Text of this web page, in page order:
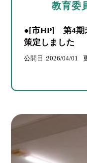
教育委
●[市HP] 第4期
策定しました
公開日 2026/04/01